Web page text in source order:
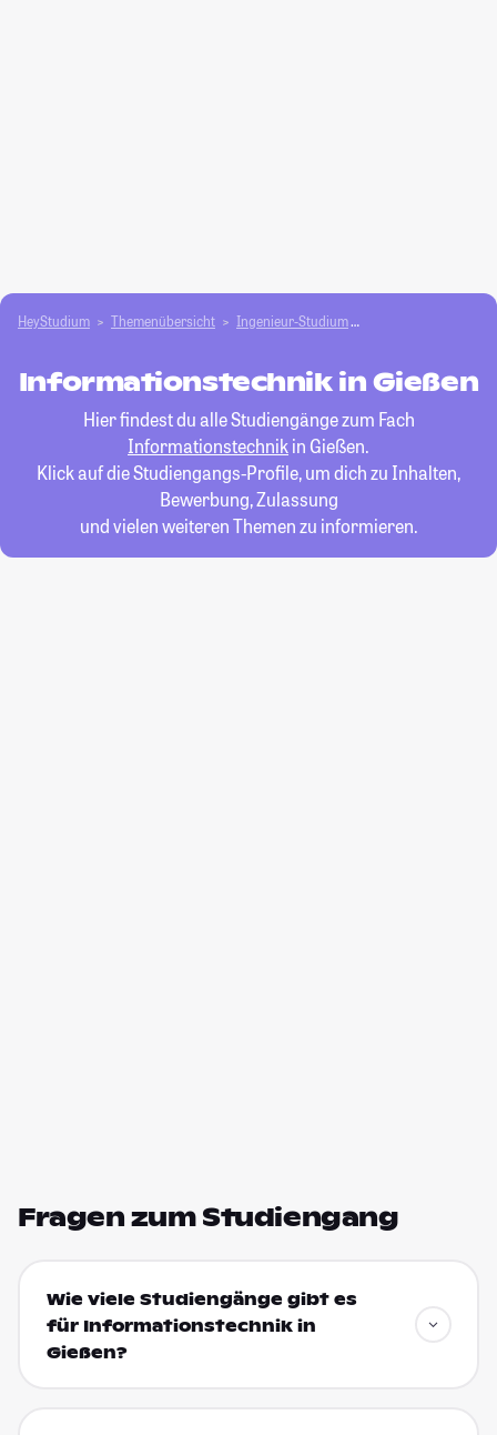
HeyStudium Themenübersicht Ingenieur-Studium
Informationstechnik in Gießen
Hier findest du alle Studiengänge zum Fach
Informationstechnikin Gießen.
Klick auf die Studiengangs-Profile, um dich zu Inhalten,
Bewerbung, Zulassung
und vielen weiteren Themen zu informieren.
Fragen zum Studiengang
Wie viele Studiengänge gibt es
für Informationstechnik in
Gießen?